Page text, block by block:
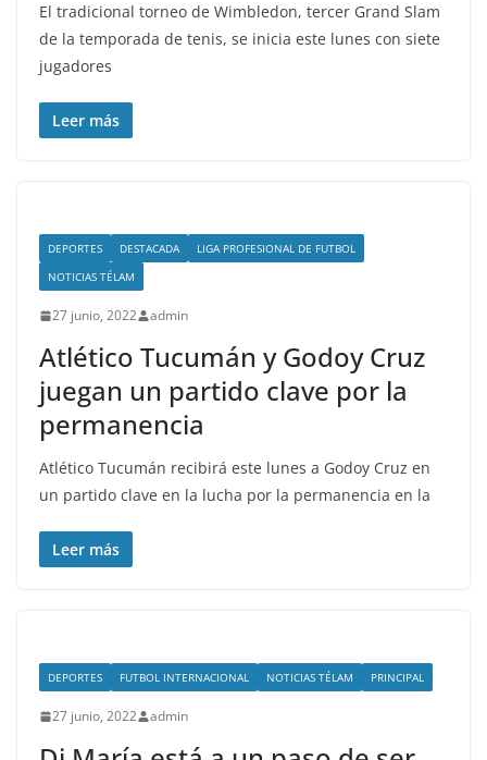
El tradicional torneo de Wimbledon, tercer Grand Slam
de la temporada de tenis, se inicia este lunes con siete
jugadores
Leer más
DEPORTES DESTACADA
LIGA PROFESIONAL DE FUTBOL
NOTICIAS TÉLAM
27 junio, 2022 admin
Atlético Tucumán y Godoy Cruz
juegan un partido clave por la
permanencia
Atlético Tucumán recibirá este lunes a Godoy Cruz en
un partido clave en la lucha por la permanencia en la
Leer más
DEPORTES FUTBOL INTERNACIONAL NOTICIAS TÉLAM PRINCIPAL
27 junio, 2022 admin